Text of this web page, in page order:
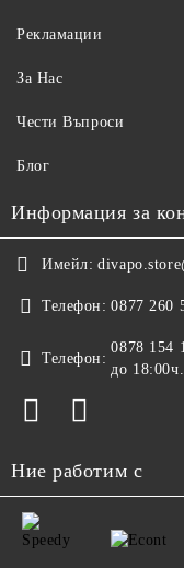
Рекламации
За Нас
Чести Въпроси
Блог
Информация за
Имейл:
Телефон: 0877 260
Телефон:
0878 154
до 18:00ч.
Ние работим с